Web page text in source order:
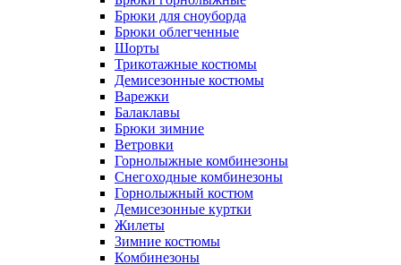
Брюки для сноуборда
Брюки облегченные
Шорты
Трикотажные костюмы
Демисезонные костюмы
Варежки
Балаклавы
Брюки зимние
Ветровки
Горнолыжные комбинезоны
Снегоходные комбинезоны
Горнолыжный костюм
Демисезонные куртки
Жилеты
Зимние костюмы
Комбинезоны